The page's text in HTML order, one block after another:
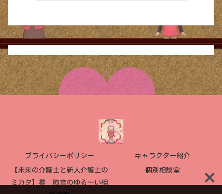
プライバシーポリシー キャラクター紹介
【未来の介護士と新人介護士の
ミカタ】櫻 絢音のゆる〜い相
個別相談室